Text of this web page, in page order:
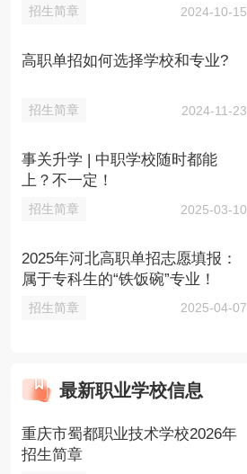
招生简章 2024-10-15
高职单招如何选择学校和专业?
招生简章 2024-11-23
事关升学 | 中职学校随时都能
上？不一定！
招生简章 2025-03-10
2025年河北高职单招志愿填报：
属于专科生的“铁饭碗”专业！
招生简章 2025-04-07
最新职业学校信息
重庆市蜀都职业技术学校2026年
招生简章